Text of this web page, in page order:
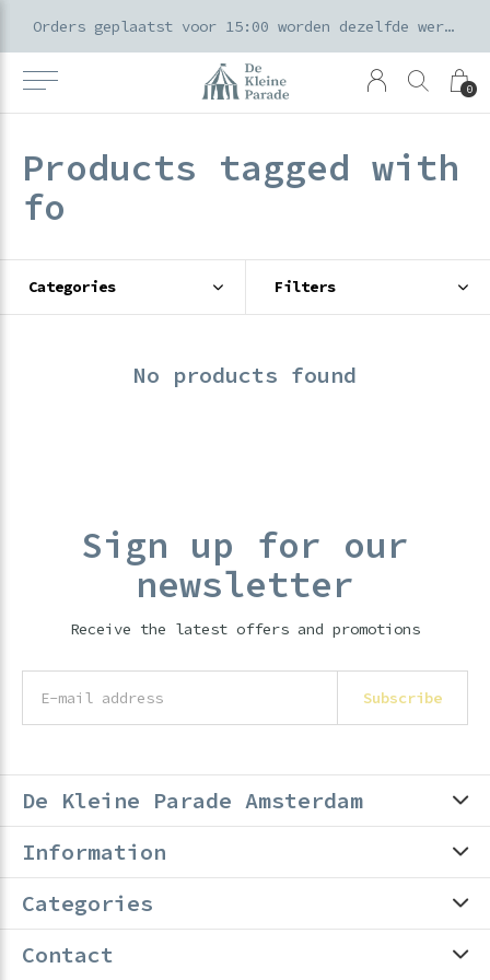
0
Orders geplaatst voor 15:00 worden dezelfde werkdag verzonden
Products tagged with
fo
Categories Filters
No products found
Sign up for our
newsletter
Receive the latest offers and promotions
Subscribe
De Kleine Parade Amsterdam
Information
Categories
Contact